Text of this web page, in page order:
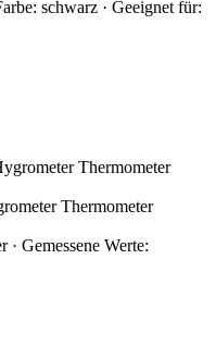
schwarz · Geeignet für:
Thermometer
Gemessene Werte: